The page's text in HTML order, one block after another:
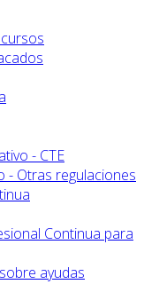
- CTE
- Otras regulaciones
Continua para
ayudas